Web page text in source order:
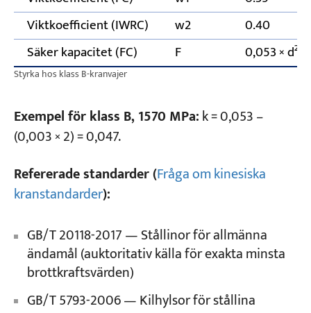
Viktkoefficient (IWRC)
w2
0.40
Säker kapacitet (FC)
F 0,053 × d²
Styrka hos klass B-kranvajer
Exempel för klass B, 1570 MPa:k = 0,053 –
(0,003 × 2) = 0,047.
Refererade standarder (Fråga om kinesiska
kranstandarder):
GB/T 20118-2017 — Stållinor för allmänna
ändamål (auktoritativ källa för exakta minsta
brottkraftsvärden)
GB/T 5793-2006 — Kilhylsor för stållina